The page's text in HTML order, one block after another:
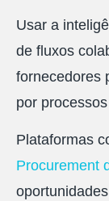
Usar a
de fluxos
fornecedores
por
Plataformas
Procurement